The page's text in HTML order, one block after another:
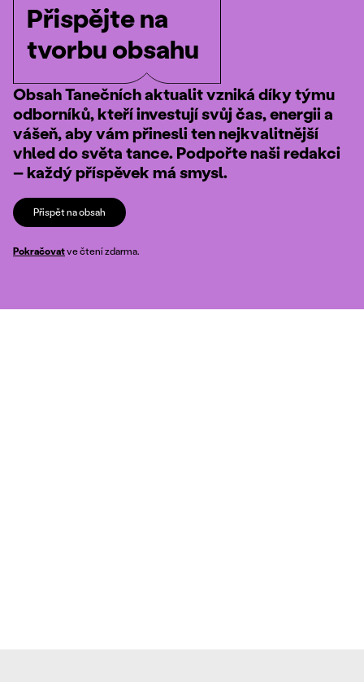
Přispějte na
tvorbu obsahu
Obsah Tanečních aktualit vzniká díky týmu
odborníků, kteří investují svůj čas, energii a
vášeň, aby vám přinesli ten nejkvalitnější
vhled do světa tance. Podpořte naši redakci
– každý příspěvek má smysl.
Přispět na obsah
Pokračovatve čtení zdarma.